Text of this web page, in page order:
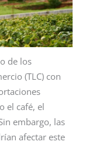
de los
(TLC) con
el café, el
embargo, las
afectar este